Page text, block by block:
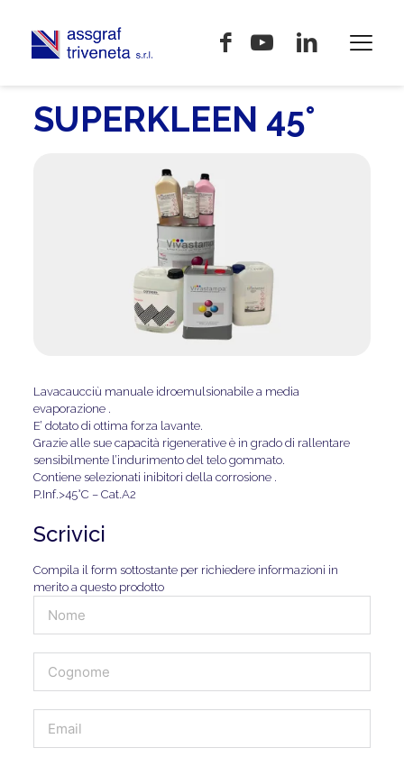
SUPERKLEEN 45°
Lavacaucciù manuale idroemulsionabile a media
evaporazione .
E’ dotato di ottima forza lavante.
Grazie alle sue capacità rigenerative è in grado di rallentare
sensibilmente l’indurimento del telo gommato.
Contiene selezionati inibitori della corrosione .
P.Inf.>45°C – Cat.A2
Scrivici
Compila il form sottostante per richiedere informazioni in
merito a questo prodotto